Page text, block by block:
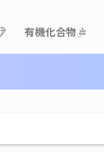
有機化合物